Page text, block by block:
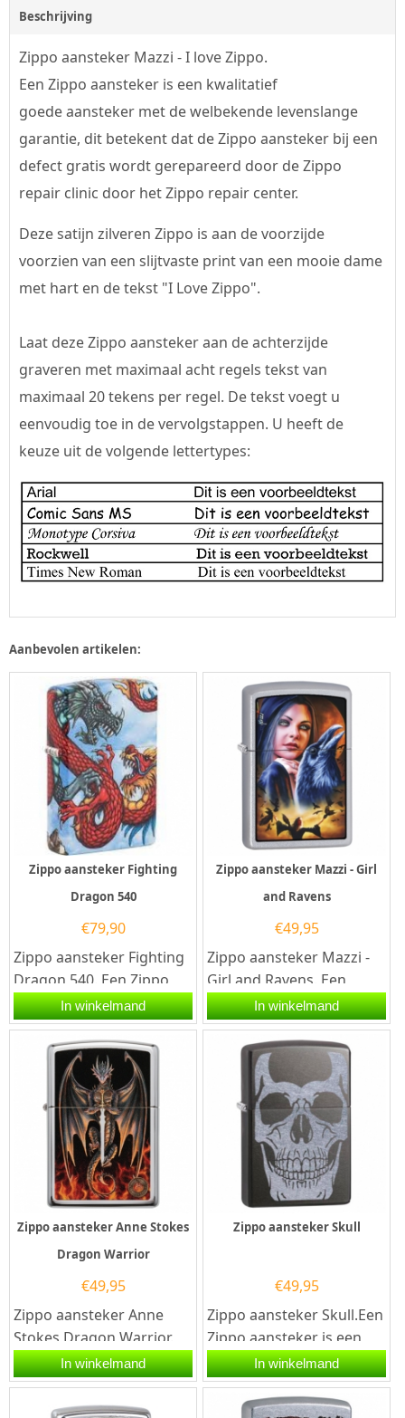
Beschrijving
Zippo aansteker Mazzi - I love Zippo.
Een Zippo aansteker is een kwalitatief
goede aansteker met de welbekende levenslange
garantie, dit betekent dat de Zippo aansteker bij een
defect gratis wordt gerepareerd door de Zippo
repair clinic door het Zippo repair center.
Deze satijn zilveren Zippo is aan de voorzijde
voorzien van een slijtvaste print van een mooie dame
met hart en de tekst "I Love Zippo".
Laat deze Zippo aansteker aan de achterzijde
graveren met maximaal acht regels tekst van
maximaal 20 tekens per regel. De tekst voegt u
eenvoudig toe in de vervolgstappen. U heeft de
keuze uit de volgende lettertypes:
Aanbevolen artikelen:
Zippo aansteker Fighting
Dragon 540
€79,90
Zippo aansteker Fighting
Dragon 540. Een Zippo
aansteker is een
kwalitatief...
In winkelmand
Zippo aansteker Mazzi - Girl
and Ravens
€49,95
Zippo aansteker Mazzi -
Girl and Ravens. Een
Zippo aansteker is een
kwalitatief...
In winkelmand
Zippo aansteker Anne Stokes
Dragon Warrior
€49,95
Zippo aansteker Anne
Stokes Dragon Warrior.
Een Zippo aansteker is
een kwalitatief...
In winkelmand
Zippo aansteker Skull
€49,95
Zippo aansteker Skull.Een
Zippo aansteker is een
kwalitatief
goede aansteker met de
welbekende...
In winkelmand